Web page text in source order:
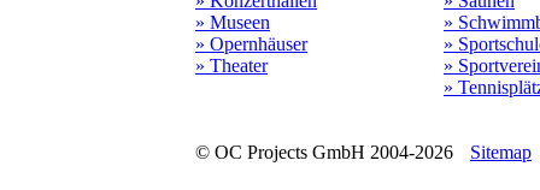
» Museen
» Opernhäuser
» Theater
»
»
»
»
© OC Projects GmbH 2004-2026 Sitemap